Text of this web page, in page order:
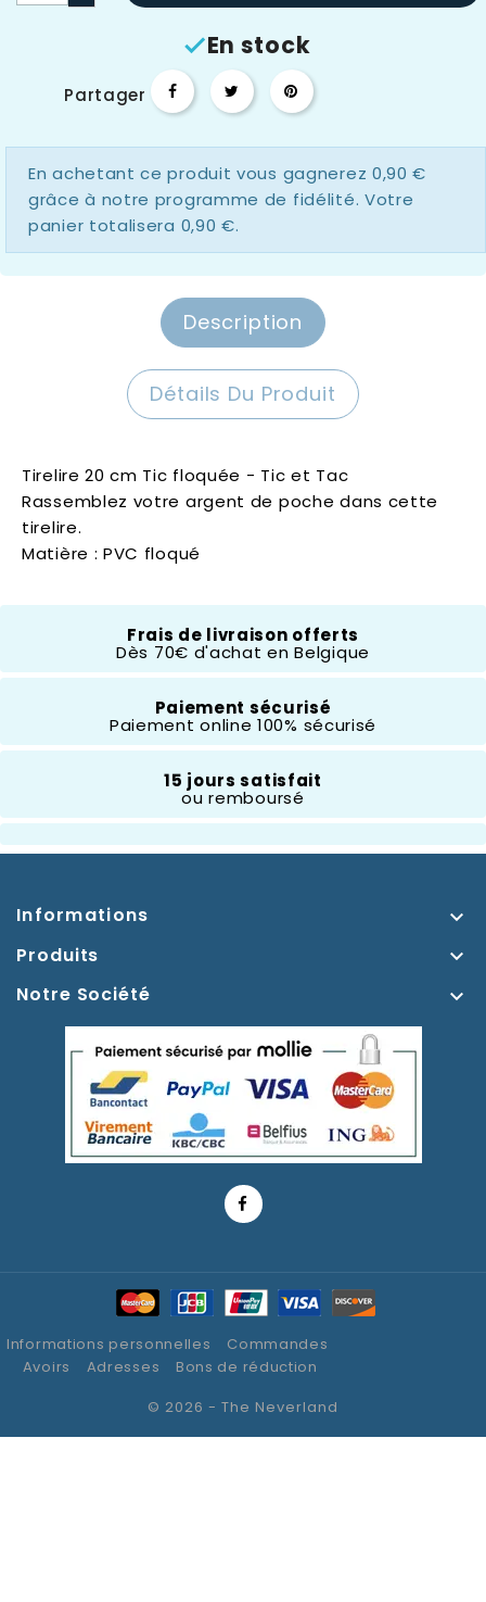
En stock
Partager
En achetant ce produit vous gagnerez 0,90 €
grâce à notre programme de fidélité. Votre
panier totalisera 0,90 €.
Description
Détails Du Produit
Tirelire 20 cm Tic floquée - Tic et Tac
Rassemblez votre argent de poche dans cette
tirelire.
Matière : PVC floqué
Composition PVC
Tic Et Tac
Frais de livraison offerts
Dès 70€ d'achat en Belgique
Paiement sécurisé
Paiement online 100% sécurisé
15 jours satisfait
ou remboursé
Informations 
Produits 
Notre Société 
Informations personnelles
Commandes
Avoirs
Adresses
Bons de réduction
© 2026 - The Neverland